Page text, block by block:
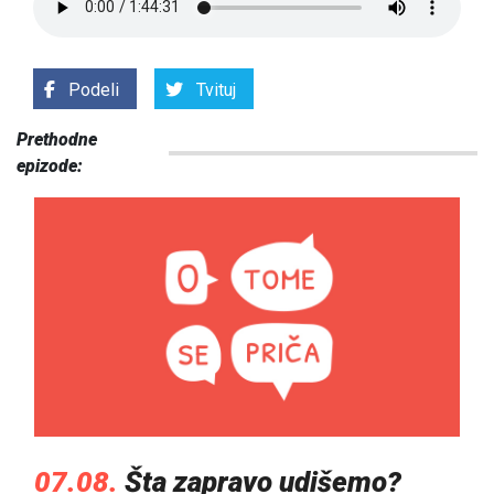
Podeli Tvituj
Prethodne
epizode:
07.08. Šta zapravo udišemo?